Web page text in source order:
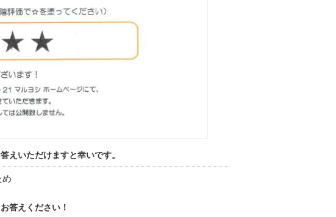
えいただけますと幸いです。
め
答えください！